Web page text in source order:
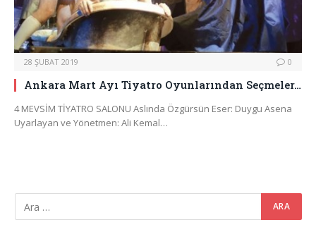
28 ŞUBAT 2019 0
Ankara Mart Ayı Tiyatro Oyunlarından Seçmeler…
4 MEVSİM TİYATRO SALONU Aslında Özgürsün Eser: Duygu Asena
Uyarlayan ve Yönetmen: Ali Kemal…